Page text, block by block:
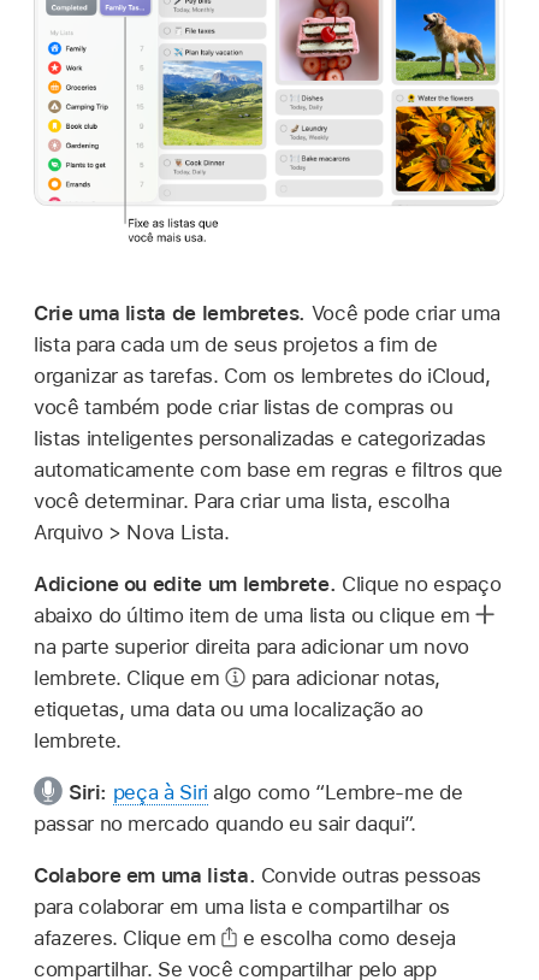
Crie uma lista de lembretes. Você pode criar uma
lista para cada um de seus projetos a fim de
organizar as tarefas. Com os lembretes do iCloud,
você também pode criar listas de compras ou
listas inteligentes personalizadas e categorizadas
automaticamente com base em regras e filtros que
você determinar. Para criar uma lista, escolha
Arquivo > Nova Lista.
Adicione ou edite um lembrete. Clique no espaço
abaixo do último item de uma lista ou clique em
na parte superior direita para adicionar um novo
lembrete. Clique em
para adicionar notas,
etiquetas, uma data ou uma localização ao
lembrete.
Siri: peça à Siri algo como “Lembre-me de
passar no mercado quando eu sair daqui”.
Colabore em uma lista. Convide outras pessoas
para colaborar em uma lista e compartilhar os
afazeres. Clique em
e escolha como deseja
compartilhar. Se você compartilhar pelo app